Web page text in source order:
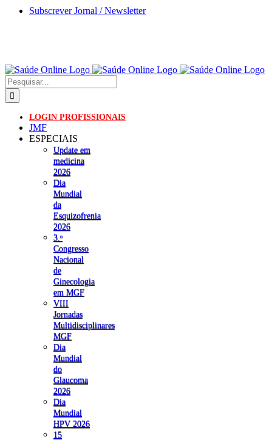
Skip
Subscrever Jornal / Newsletter
Pesquisar
LOGIN PROFISSIONAIS
JMF
ESPECIAIS
Update em
medicina
2026
Dia
Mundial
da
Esquizofrenia
2026
3.ᵒ
Congresso
Nacional
de
Ginecologia
em MGF
VIII
Jornadas
Multidisciplinares
MGF
Dia
Mundial
do
Glaucoma
2026
Dia
Mundial
HPV 2026
15